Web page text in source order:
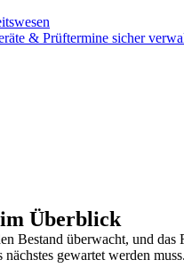
& Prüftermine sicher
Überblick
Bestand überwacht, und das
gewartet werden muss.